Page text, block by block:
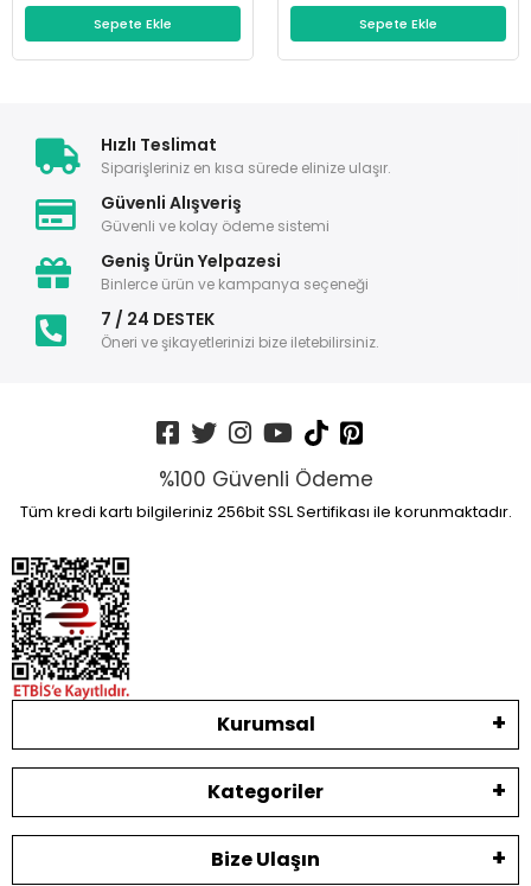
Sepete Ekle Sepete Ekle
Hızlı Teslimat
Siparişleriniz en kısa sürede elinize ulaşır.
Güvenli Alışveriş
Güvenli ve kolay ödeme sistemi
Geniş Ürün Yelpazesi
Binlerce ürün ve kampanya seçeneği
7 / 24 DESTEK
Öneri ve şikayetlerinizi bize iletebilirsiniz.
%100 Güvenli Ödeme
Tüm kredi kartı bilgileriniz 256bit SSL Sertifikası ile korunmaktadır.
Kurumsal
Kategoriler
Bize Ulaşın